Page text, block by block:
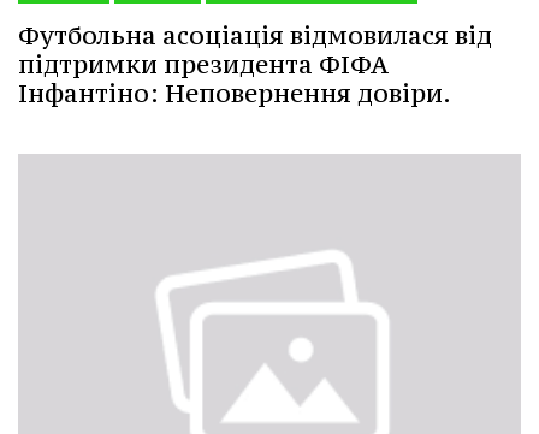
Футбольна асоціація відмовилася від
підтримки президента ФІФА
Інфантіно: Неповернення довіри.